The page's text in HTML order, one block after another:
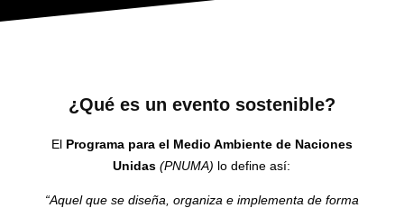
¿Qué es un evento sostenible?
El Programa para el Medio Ambiente de Naciones
Unidas (PNUMA) lo define así:
“Aquel que se diseña, organiza e implementa de forma